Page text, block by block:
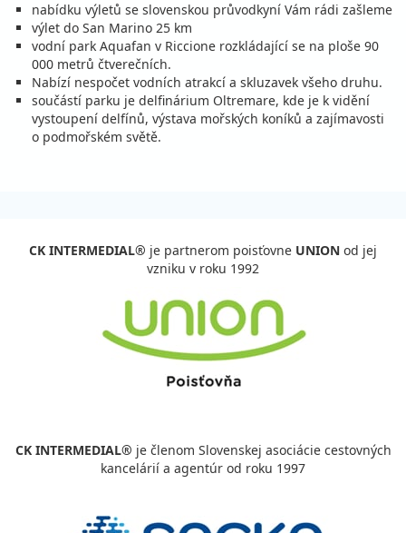
nabídku výletů se slovenskou průvodkyní Vám rádi zašleme
výlet do San Marino 25 km
vodní park Aquafan v Riccione rozkládající se na ploše 90
000 metrů čtverečních.
Nabízí nespočet vodních atrakcí a skluzavek všeho druhu.
součástí parku je delfinárium Oltremare, kde je k vidění
vystoupení delfínů, výstava mořských koníků a zajímavosti
o podmořském světě.
CK INTERMEDIAL® je partnerom poisťovne UNION od jej
vzniku v roku 1992
CK INTERMEDIAL® je členom Slovenskej asociácie cestovných
kancelárií a agentúr od roku 1997